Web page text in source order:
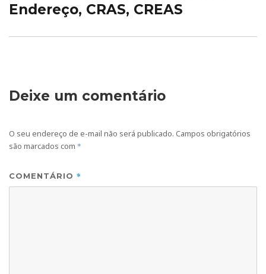
Endereço, CRAS, CREAS
Deixe um comentário
O seu endereço de e-mail não será publicado. Campos obrigatórios
são marcados com *
COMENTÁRIO *